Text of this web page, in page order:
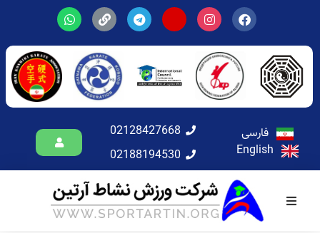
فارسی
English
02128427668
02188194530